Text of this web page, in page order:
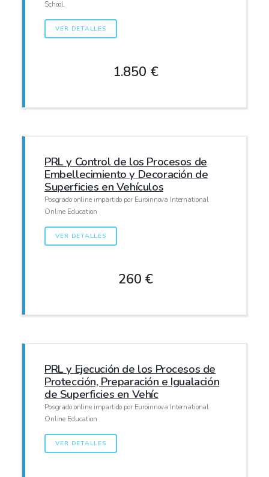
School.
VER DETALLES
1.850 €
PRL y Control de los Procesos de
Embellecimiento y Decoración de
Superficies en Vehículos
Posgrado online impartido por Euroinnova International
Online Education
VER DETALLES
260 €
PRL y Ejecución de los Procesos de
Protección, Preparación e Igualación
de Superficies en Vehíc
Posgrado online impartido por Euroinnova International
Online Education
VER DETALLES